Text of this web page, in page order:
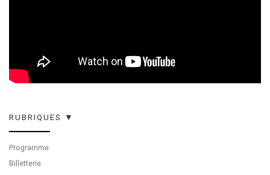
RUBRIQUES ▼
Programme
Billetterie